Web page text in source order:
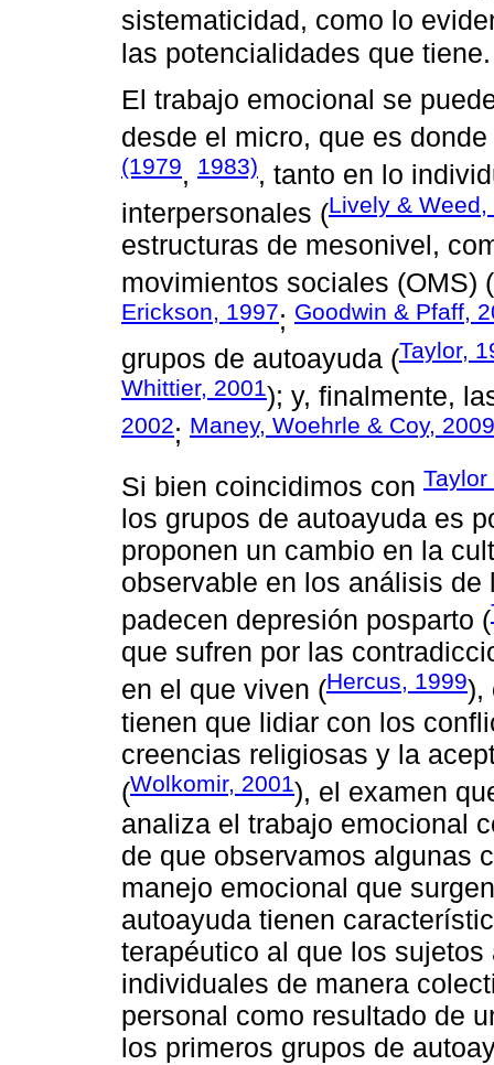
sistematicidad, como lo
las potencialidades que tiene.
El trabajo emocional se
desde el micro, que es
(1979, 1983), tanto en lo
interpersonales (Lively & Weed,
estructuras de mesonivel,
movimientos sociales (OMS) (
Erickson, 1997; Goodwin & Pfaff,
grupos de autoayuda (Taylor,
Whittier, 2001); y, finalmente,
2002; Maney, Woehrle & Coy, 2009
Si bien coincidimos con Taylor
los grupos de autoayuda es
proponen un cambio en la
observable en los análisis
padecen depresión posparto (
que sufren por las
en el que viven (Hercus, 1999),
tienen que lidiar con los
creencias religiosas y la
(Wolkomir, 2001), el examen
analiza el trabajo emocional
de que observamos algunas
manejo emocional que
autoayuda tienen
terapéutico al que los
individuales de manera
personal como resultado de
los primeros grupos de